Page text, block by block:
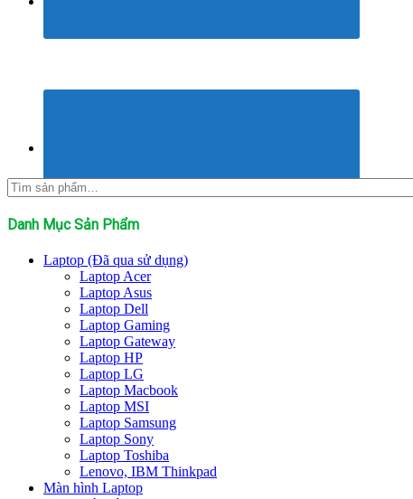
Tìm
kiếm:
Danh Mục Sản Phẩm
Laptop (Đã qua sử dụng)
Laptop Acer
Laptop Asus
Laptop Dell
Laptop Gaming
Laptop Gateway
Laptop HP
Laptop LG
Laptop Macbook
Laptop MSI
Laptop Samsung
Laptop Sony
Laptop Toshiba
Lenovo, IBM Thinkpad
Màn hình Laptop